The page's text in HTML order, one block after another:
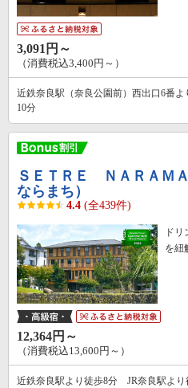
3,091円～
（消費税込3,400円～）
近鉄奈良駅（奈良公園前）西出口6番
10分
ＳＥＴＲＥ ＮＡＲＡＭ
ならまち）
4.4 (全439件)
ド
を紐
12,364円～
（消費税込13,600円～）
近鉄奈良駅より徒歩8分 JR奈良駅よ